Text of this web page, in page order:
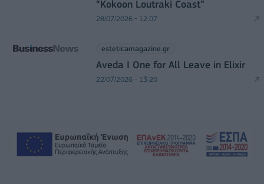
“Kokoon Loutraki Coast”
28/07/2026 - 12:07
esteticamagazine.gr
Aveda I One for All Leave in Elixir
22/07/2026 - 13:20